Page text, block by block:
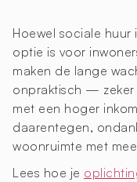
Hoewel sociale
optie is voor
maken de lange
onpraktisch — zeker
met een hoger
daarentegen,
woonruimte met
Lees hoe je